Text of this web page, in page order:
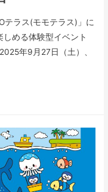
テラス(モモテラス)」に
める体験型イベント
年9月27日（土）、